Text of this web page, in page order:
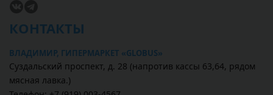
КОНТАКТЫ
ВЛАДИМИР, ГИПЕРМАРКЕТ «GLOBUS»
Суздальский проспект, д. 28 (напротив кассы 63,64, рядом
мясная лавка.)